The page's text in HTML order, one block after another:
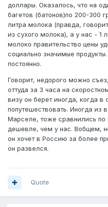
доллары. Оказалось, что на
багетов (батонов)по 200-300
литра молока (правда,
из сухого молока), а у нас - 1
молоко правительство цены
социально значимые
постоянно.
Говорит, недорого можно
оттуда за 3 часа на
визу он берет иногда, когда в
попутешествовать. Иногда из
Марселе, тоже сравнились по
дешевле, чем у нас. Вобщем,
он хочет в Россию за более
он развелся.
Quote